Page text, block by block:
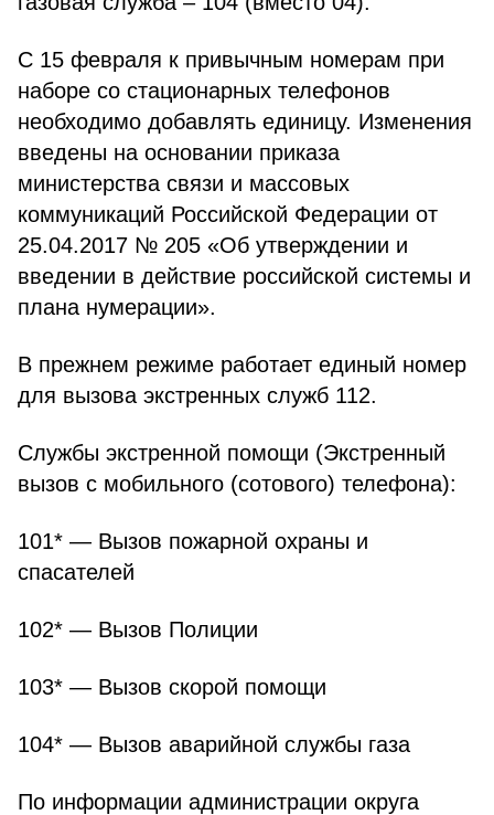
С 15 февраля к привычным номерам при
наборе со стационарных телефонов
необходимо добавлять единицу. Изменения
введены на основании приказа
министерства связи и массовых
коммуникаций Российской Федерации от
25.04.2017 № 205 «Об утверждении и
введении в действие российской системы и
плана нумерации».
В прежнем режиме работает единый номер
для вызова экстренных служб 112.
Службы экстренной помощи (Экстренный
вызов с мобильного (сотового) телефона):
101* — Вызов пожарной охраны и
спасателей
102* — Вызов Полиции
103* — Вызов скорой помощи
104* — Вызов аварийной службы газа
По информации администрации округа